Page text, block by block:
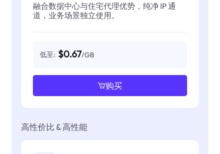
融合数据中心与住宅代理优势，纯净 IP 通
道，业务场景独立使用。
低至: $0.67/GB
购买
高性价比 & 高性能